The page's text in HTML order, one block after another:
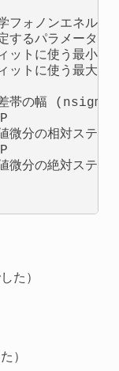
ォノンエネルギ
パラメータを
トに使う最小温
トに使う最大温
帯の幅
分の相対ステッ
分の絶対ステッ
た）
）